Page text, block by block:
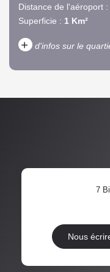
Distance de l'aéroport :
Superficie : 1 Km²
+ d'infos sur le
DISTANCE DE
RÉSULTATS DES LYCÉES
7
Nous